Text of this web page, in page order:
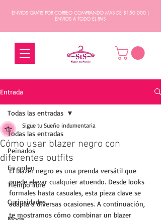
ENVIOS GRATIS POR CORREO COMPRANDO MAS DE $150.000 |
ENVIOS A TODO EL PAIS
Entrada
Todas las entradas
Peinados
En orden
Tiempo libre
Curiosidades
Todas las entradas
Cómo usar blazer negro con
diferentes outfits
Sigue tu Sueño indumentaria
El blazer negro es una prenda versátil que
puede elevar cualquier atuendo. Desde looks
formales hasta casuales, esta pieza clave se
adapta a diversas ocasiones. A continuación,
te mostramos cómo combinar un blazer